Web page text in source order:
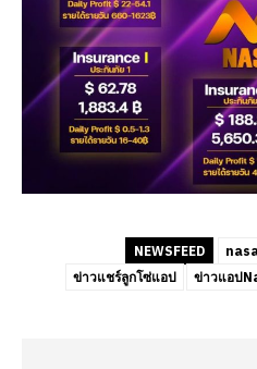
NEWSFEED
ข่าวแชร์ลูกโซ่แอป
ข่าวแอป